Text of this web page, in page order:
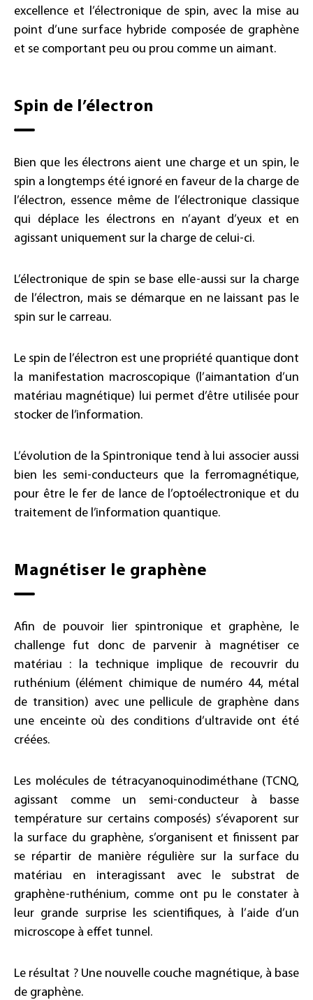
excellence et l’électronique de spin, avec la mise au
point d’une surface hybride composée de graphène
et se comportant peu ou prou comme un aimant.
Spin de l’électron
Bien que les électrons aient une charge et un spin, le
spin a longtemps été ignoré en faveur de la charge de
l’électron, essence même de l’électronique classique
qui déplace les électrons en n’ayant d’yeux et en
agissant uniquement sur la charge de celui-ci.
L’électronique de spin se base elle-aussi sur la charge
de l’électron, mais se démarque en ne laissant pas le
spin sur le carreau.
Le spin de l’électron est une propriété quantique dont
la manifestation macroscopique (l’aimantation d’un
matériau magnétique) lui permet d’être utilisée pour
stocker de l’information.
L’évolution de la Spintronique tend à lui associer aussi
bien les semi-conducteurs que la ferromagnétique,
pour être le fer de lance de l’optoélectronique et du
traitement de l’information quantique.
Magnétiser le graphène
Afin de pouvoir lier spintronique et graphène, le
challenge fut donc de parvenir à magnétiser ce
matériau : la technique implique de recouvrir du
ruthénium (élément chimique de numéro 44, métal
de transition) avec une pellicule de graphène dans
une enceinte où des conditions d’ultravide ont été
créées.
Les molécules de tétracyanoquinodiméthane (TCNQ,
agissant comme un semi-conducteur à basse
température sur certains composés) s’évaporent sur
la surface du graphène, s’organisent et finissent par
se répartir de manière régulière sur la surface du
matériau en interagissant avec le substrat de
graphène-ruthénium, comme ont pu le constater à
leur grande surprise les scientifiques, à l’aide d’un
microscope à effet tunnel.
Le résultat ? Une nouvelle couche magnétique, à base
de graphène.